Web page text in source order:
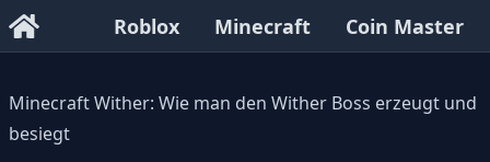
Minecraft Wither: Wie man den Wither Boss erzeugt und
besiegt
Roblox Minecraft Coin Master